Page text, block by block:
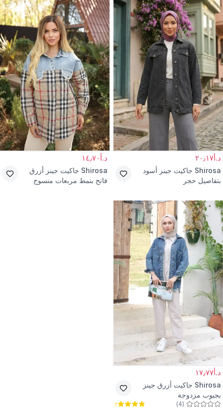
د.أ٢٠٫١٧
Shirosa جاكيت جينز أسود
بتفاصيل حجر
د.أ١٤٫٧٠
Shirosa جاكيت جينز أزرق
فاتح بنمط مربعات منسوج
د.أ١٧٫٧٧
Shirosa جاكيت أزرق جينز
بجيوب مزدوجة
(
4
)